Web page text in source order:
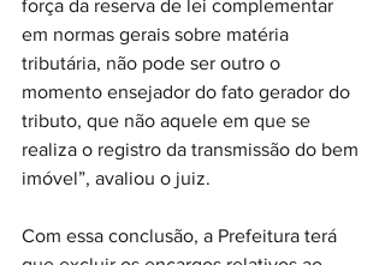
força da reserva de lei complementar
em normas gerais sobre matéria
tributária, não pode ser outro o
momento ensejador do fato gerador do
tributo, que não aquele em que se
realiza o registro da transmissão do bem
imóvel”, avaliou o juiz.
Com essa conclusão, a Prefeitura terá